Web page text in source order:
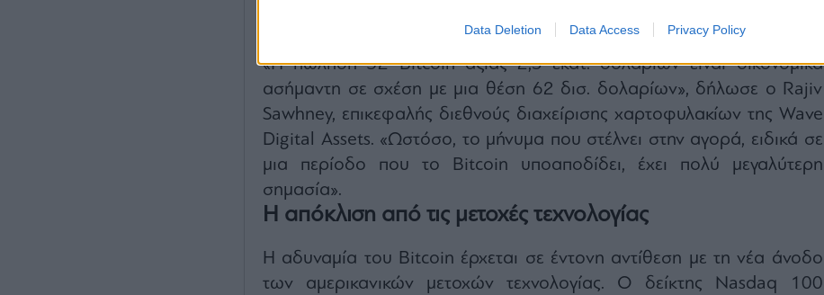
Data Deletion Data Access Privacy Policy
«Η πώληση 32 Bitcoin αξίας 2,5 εκατ. δολαρίων είναι οικονομικά
ασήμαντη σε σχέση με μια θέση 62 δισ. δολαρίων», δήλωσε ο Rajiv
Sawhney, επικεφαλής διεθνούς διαχείρισης χαρτοφυλακίων της Wave
Digital Assets. «Ωστόσο, το μήνυμα που στέλνει στην αγορά, ειδικά σε
μια περίοδο που το Bitcoin υποαποδίδει, έχει πολύ μεγαλύτερη
σημασία».
Η απόκλιση από τις μετοχές τεχνολογίας
Η αδυναμία του Bitcoin έρχεται σε έντονη αντίθεση με τη νέα άνοδο
των αμερικανικών μετοχών τεχνολογίας. Ο δείκτης Nasdaq 100